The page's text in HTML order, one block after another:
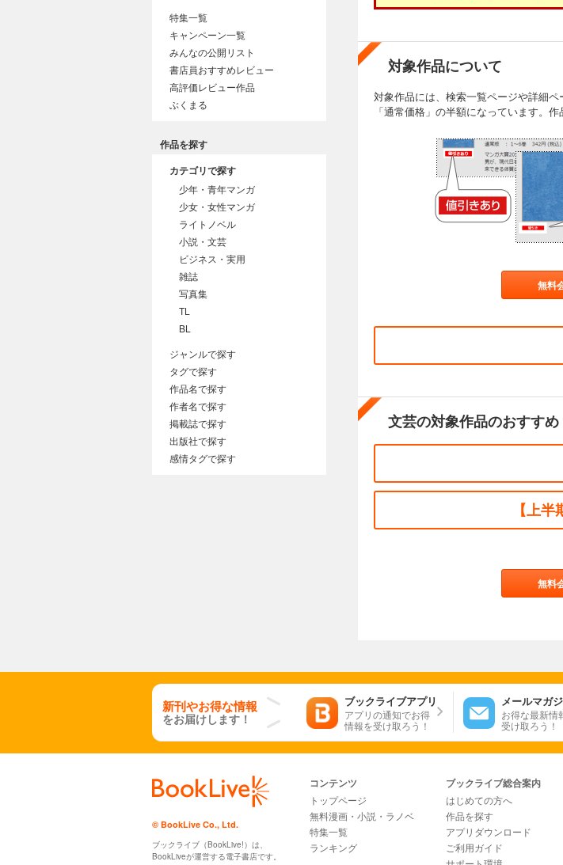
特集一覧
キャンペーン一覧
みんなの公開リスト
書店員おすすめレビュー
高評価レビュー作品
ぶくまる
作品を探す
カテゴリで探す
少年・青年マンガ
少女・女性マンガ
ライトノベル
小説・文芸
ビジネス・実用
雑誌
写真集
TL
BL
ジャンルで探す
タグで探す
作品名で探す
作者名で探す
掲載誌で探す
出版社で探す
感情タグで探す
対象作品について
対象作品には、検索一覧ページや詳細
「通常価格」の半額になっています。
無料
文芸の対象作品のおすすめ
【上
無料
新刊やお得な情報
をお届けします！
ブックライブアプリ
アプリの通知でお得
情報を受け取ろう！
メールマガ
お得な最新情
受け取ろう！
© BookLive Co., Ltd.
ブックライブ（BookLive!）は、
BookLiveが運営する電子書店です。
コンテンツ
トップページ
無料漫画・小説・ラノベ
特集一覧
ランキング
ブックライブ総合案内
はじめての方へ
作品を探す
アプリダウンロード
ご利用ガイド